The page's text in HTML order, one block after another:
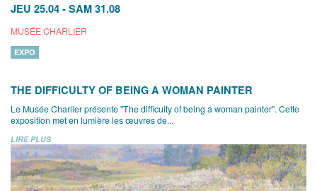
JEU 25.04 - SAM 31.08
MUSÉE CHARLIER
EXPO
THE DIFFICULTY OF BEING A WOMAN PAINTER
Le Musée Charlier présente "The difficulty of being a woman painter". Cette
exposition met en lumière les œuvres de...
LIRE PLUS